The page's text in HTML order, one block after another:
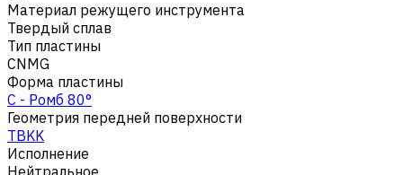
Материал режущего инструмента
Твердый сплав
Тип пластины
CNMG
Форма пластины
C - Ромб 80°
Геометрия передней поверхности
TBKK
Исполнение
Нейтральное